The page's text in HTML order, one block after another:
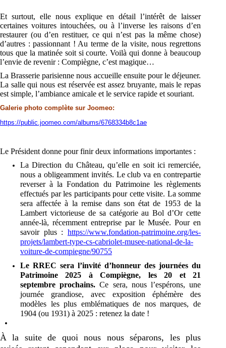
Et surtout, elle nous explique en détail l’intérêt de laisser
certaines voitures intouchées, ou à l’inverse les raisons d’en
restaurer (ou d’en restituer, ce qui n’est pas la même chose)
d’autres :passionnant ! Au terme de la visite, nous regrettons
tous que la matinée soit si courte. Voilà quidonne à beaucoup
l’envie de revenir : Compiègne, c’est magique…
La Brasserie parisienne nous accueille ensuite pour le déjeuner.
La salle qui nous est réservée estassez bruyante, mais le repas
est simple, l’ambiance amicale et le service rapide et souriant.
Galerie photo complète sur Joomeo:
https://public.joomeo.com/albums/6768334b8c1ae
Le Président donne pour finir deux informations importantes :
La Direction du Château, qu’elle en soit ici remerciée,
nous a obligeamment invités. Le club va en contrepartie
reverserà la Fondation du Patrimoine les règlements
effectués parles participants pour cette visite. La somme
sera affectée à la remise dans son état de 1953 de la
Lambert victorieuse de sa catégorie au Bol d’Or cette
année-là, récemment entreprise par le Musée. Pour en
savoir plus : https://www.fondation-patrimoine.org/les-
projets/lambert-type-cs-cabriolet-musee-national-de-la-
voiture-de-compiegne/90755
Le RREC sera l’invité d’honneur des journées du
Patrimoine 2025 à Compiègne, les 20 et 21
septembre prochains. Ce sera, nous l’espérons, une
journée grandiose, avec exposition éphémère des
modèles les plus emblématiques de nos marques, de
1904 (ou 1931) à 2025 : retenez la date !
À la suite de quoi nous nous séparons, les plus